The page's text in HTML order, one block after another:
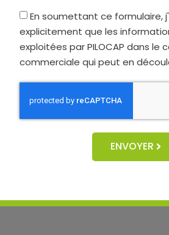
En soumettant ce formulaire,
explicitement que les
exploitées par PILOCAP dans le
commerciale qui peut en
ENVOYER